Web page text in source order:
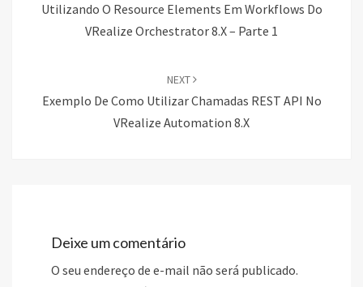
Utilizando O Resource Elements Em Workflows Do
VRealize Orchestrator 8.x – Parte 1
NEXT
Exemplo De Como Utilizar Chamadas REST API No
VRealize Automation 8.x
Deixe um comentário
O seu endereço de e-mail não será publicado.